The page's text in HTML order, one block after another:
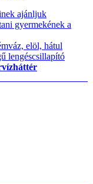
ajánljuk
gyermekének a
elöl, hátul
lengéscsillapító
biztosított